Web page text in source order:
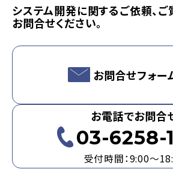
システム開発に関するご依頼、ご
お問合せください。
お問合せフォー
お電話でお問合
03-6258-
受付時間：9:00～